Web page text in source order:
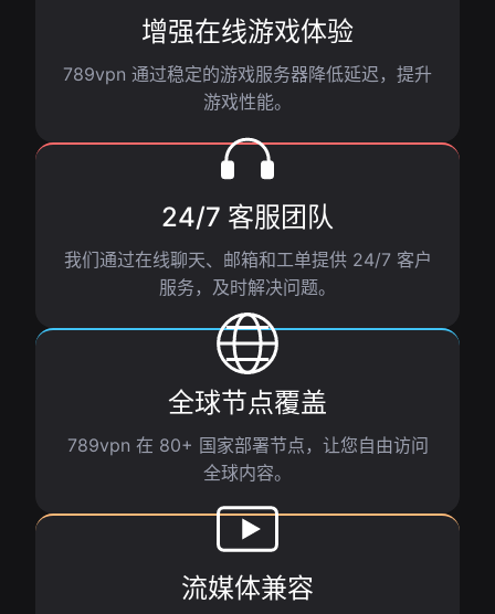
增强在线游戏体验
789vpn 通过稳定的游戏服务器降低延迟，提升
游戏性能。
24/7 客服团队
我们通过在线聊天、邮箱和工单提供 24/7 客户
服务，及时解决问题。
全球节点覆盖
789vpn 在 80+ 国家部署节点，让您自由访问
全球内容。
流媒体兼容